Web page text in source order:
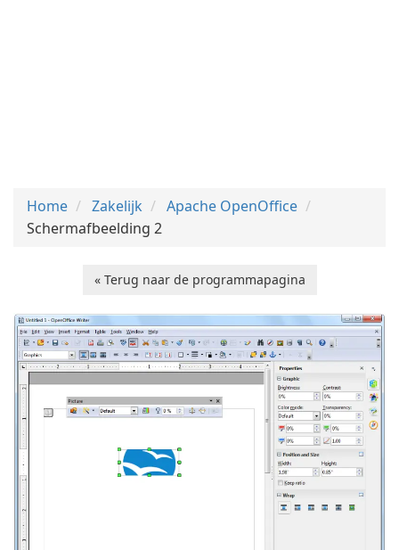
Home Zakelijk
Apache OpenOffice
Schermafbeelding 2
« Terug naar de programmapagina